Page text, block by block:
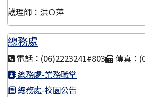
護理師：洪Ｏ萍
總務處
電話：(06)2223241#803
傳真：
總務處-業務職掌
總務處-校園公告